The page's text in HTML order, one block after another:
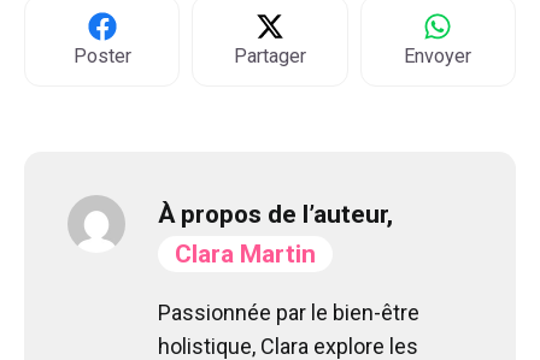
Poster Partager Envoyer
À propos de l’auteur,
Clara Martin
Passionnée par le bien-être
holistique, Clara explore les